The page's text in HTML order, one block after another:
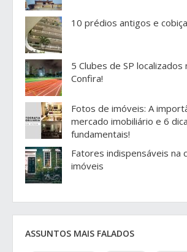
10 prédios antigos e
5 Clubes de SP localizados
Confira!
Fotos de imóveis: A
mercado imobiliário e 6
fundamentais!
Fatores indispensáveis na
imóveis
ASSUNTOS MAIS FALADOS